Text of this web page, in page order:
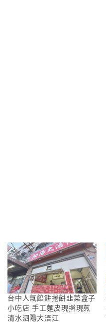
台中人氣餡餅捲餅韭菜盒子
小吃店 手工麵皮現擀現煎
清水泗陽大浯江